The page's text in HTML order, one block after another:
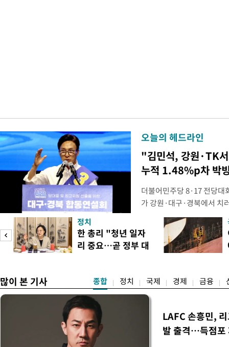
오늘의 헤드라인
"김민석, 강원·TK
누적 1.48%p차 박
더불어민주당 8·17 전당대
가 강원·대구·경북에서 치
48.54%(1만8977표)를 얻
를 1622표(4.14%p) 차로
·인천 권리당원 투표에서
적 합산(가중치 미반영)에
정치
한 총리 "청년 일자
리 중요…곧 정부 대
많이 본 기사 종합 정치 국제 경제 금융
LAFC 손흥민,
발 출격…득점포